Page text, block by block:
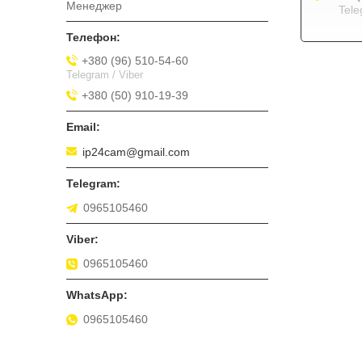
Менеджер
+380 (96) 510-54-60
Telegram / Viber
+380 (50) 910-19-39
ip24cam@gmail.com
0965105460
0965105460
0965105460